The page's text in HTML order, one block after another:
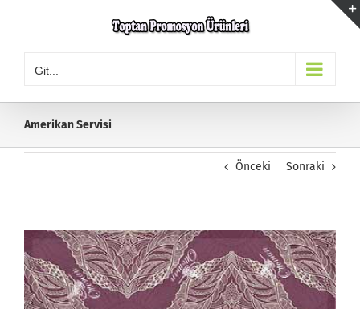
Git...
Amerikan Servisi
Önceki Sonraki